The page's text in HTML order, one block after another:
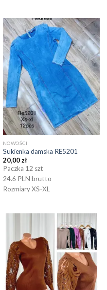
NOWOŚCI
Sukienka damska RE5201
20,00zł
Paczka 12 szt
24.6 PLN brutto
Rozmiary XS-XL